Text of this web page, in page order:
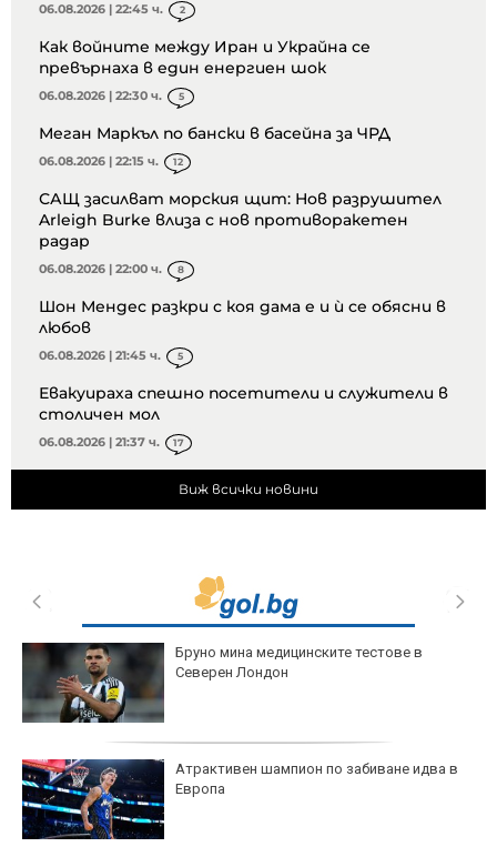
06.08.2026 | 22:45 ч. 2
Как войните между Иран и Украйна се
превърнаха в един енергиен шок
06.08.2026 | 22:30 ч. 5
Меган Маркъл по бански в басейна за ЧРД
06.08.2026 | 22:15 ч. 12
САЩ засилват морския щит: Нов разрушител
Arleigh Burke влиза с нов противоракетен
радар
06.08.2026 | 22:00 ч. 8
Шон Мендес разкри с коя дама е и ѝ се обясни в
любов
06.08.2026 | 21:45 ч. 5
Евакуираха спешно посетители и служители в
столичен мол
06.08.2026 | 21:37 ч. 17
Виж всички новини
Бруно мина медицинските тестове в
Северен Лондон
Атрактивен шампион по забиване идва в
Европа